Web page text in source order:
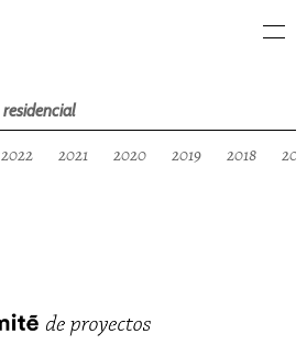
residencial
2022 2021 2020 2019 2018